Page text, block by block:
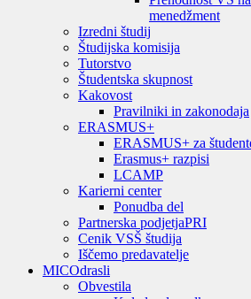
menedžment
Izredni študij
Študijska komisija
Tutorstvo
Študentska skupnost
Kakovost
Pravilniki in zakonodaja
ERASMUS+
ERASMUS+ za
Erasmus+ razpisi
LCAMP
Karierni center
Ponudba del
Partnerska podjetjaPRI
Cenik VSŠ študija
Iščemo predavatelje
MICOdrasli
Obvestila